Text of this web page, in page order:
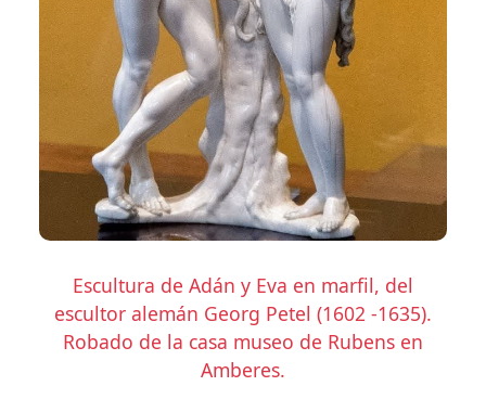
Escultura de Adán y Eva en marfil, del
escultor alemán Georg Petel (1602 -1635).
Robado de la casa museo de Rubens en
Amberes.